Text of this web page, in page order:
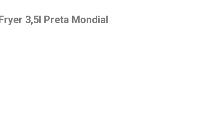
3,5l Preta Mondial